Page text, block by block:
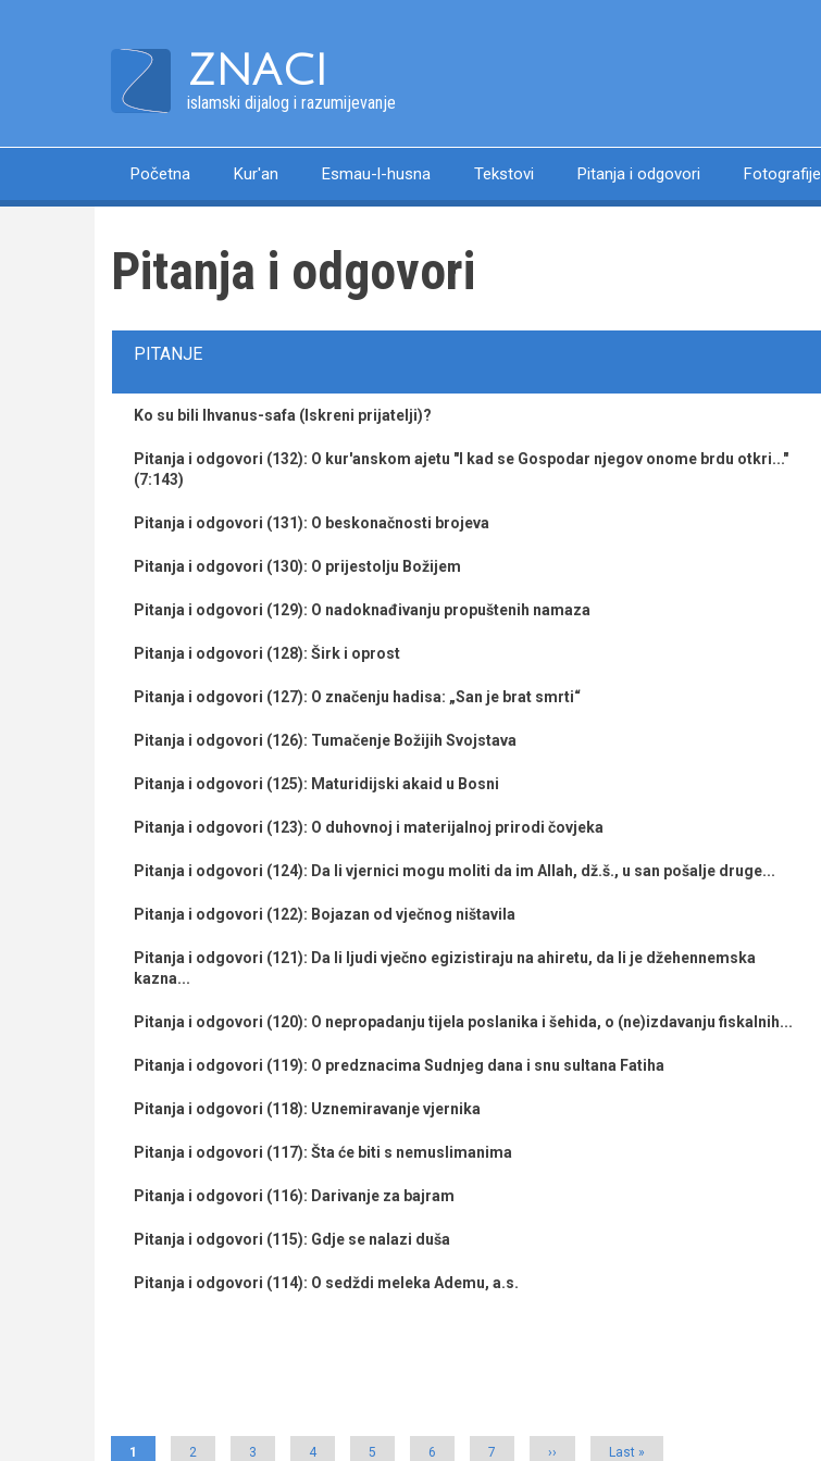
ZNACI
islamski dijalog i razumijevanje
Main
Početna Kur'an Esmau-l-husna Tekstovi Pitanja i odgovori Fotografije
Pitanja i odgovori
PITANJE
Ko su bili Ihvanus-safa (Iskreni prijatelji)?
Pitanja i odgovori (132): O kur'anskom ajetu "I kad se Gospodar njegov onome brdu otkri..."
(7:143)
Pitanja i odgovori (131): O beskonačnosti brojeva
Pitanja i odgovori (130): O prijestolju Božijem
Pitanja i odgovori (129): O nadoknađivanju propuštenih namaza
Pitanja i odgovori (128): Širk i oprost
Pitanja i odgovori (127): O značenju hadisa: „San je brat smrti“
Pitanja i odgovori (126): Tumačenje Božijih Svojstava
Pitanja i odgovori (125): Maturidijski akaid u Bosni
Pitanja i odgovori (123): O duhovnoj i materijalnoj prirodi čovjeka
Pitanja i odgovori (124): Da li vjernici mogu moliti da im Allah, dž.š., u san pošalje druge...
Pitanja i odgovori (122): Bojazan od vječnog ništavila
Pitanja i odgovori (121): Da li ljudi vječno egizistiraju na ahiretu, da li je džehennemska
kazna...
Pitanja i odgovori (120): O nepropadanju tijela poslanika i šehida, o (ne)izdavanju fiskalnih...
Pitanja i odgovori (119): O predznacima Sudnjeg dana i snu sultana Fatiha
Pitanja i odgovori (118): Uznemiravanje vjernika
Pitanja i odgovori (117): Šta će biti s nemuslimanima
Pitanja i odgovori (116): Darivanje za bajram
Pitanja i odgovori (115): Gdje se nalazi duša
Pitanja i odgovori (114): O sedždi meleka Ademu, a.s.
Current
1 Page
2 Page
3 Page
4 Page
5 Page
6 Page
7
Next
››
Last
Last »